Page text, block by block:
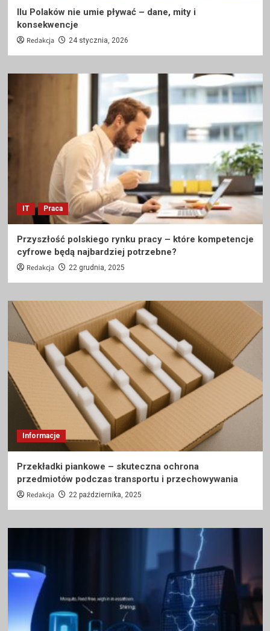
Ilu Polaków nie umie pływać – dane, mity i
konsekwencje
Redakcja 24 stycznia, 2026
IT Praca
Przyszłość polskiego rynku pracy – które kompetencje
cyfrowe będą najbardziej potrzebne?
Redakcja 22 grudnia, 2025
Informacje
Przekładki piankowe – skuteczna ochrona
przedmiotów podczas transportu i przechowywania
Redakcja 22 października, 2025